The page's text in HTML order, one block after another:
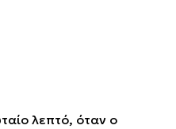
λεπτό, όταν ο